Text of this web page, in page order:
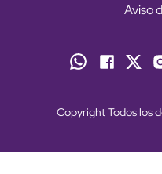
Aviso
Copyright Todos los